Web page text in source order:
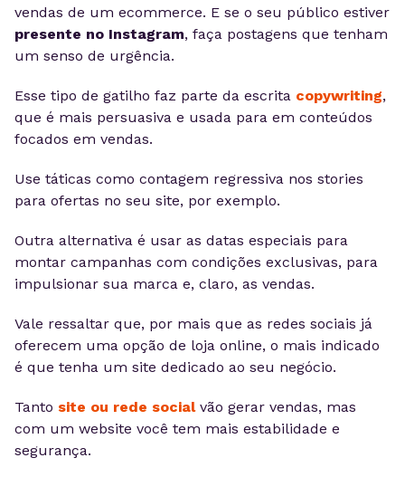
vendas de um ecommerce. E se o seu público estiver
presente no Instagram, faça postagens que tenham
um senso de urgência.
Esse tipo de gatilho faz parte da escrita copywriting,
que é mais persuasiva e usada para em conteúdos
focados em vendas.
Use táticas como contagem regressiva nos stories
para ofertas no seu site, por exemplo.
Outra alternativa é usar as datas especiais para
montar campanhas com condições exclusivas, para
impulsionar sua marca e, claro, as vendas.
Vale ressaltar que, por mais que as redes sociais já
oferecem uma opção de loja online, o mais indicado
é que tenha um site dedicado ao seu negócio.
Tanto site ou rede socialvão gerar vendas, mas
com um website você tem mais estabilidade e
segurança.